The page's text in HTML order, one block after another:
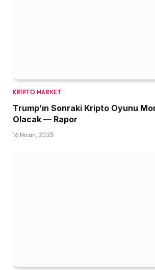
KRIPTO MARKET
Trump’ın Sonraki Kripto Oyunu
Olacak — Rapor
16 Nisan, 2025